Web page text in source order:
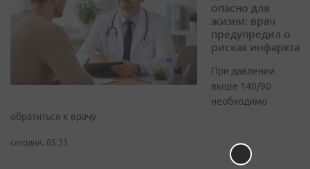
опасно для
жизни: врач
предупредил о
рисках инфаркта
При давлении
выше 140/90
необходимо
обратиться к врачу
сегодня, 05:33